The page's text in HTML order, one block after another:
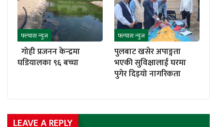
फ्ल्यास न्युज
गोही प्रजनन केन्द्रमा
घडियालका ९६ बच्चा
फ्ल्यास न्युज
पुलबाट खसेर अपाङ्गता
भएकी सुविक्षालाई घरमा
पुगेर दिइयो नागरिकता
LEAVE A REPLY